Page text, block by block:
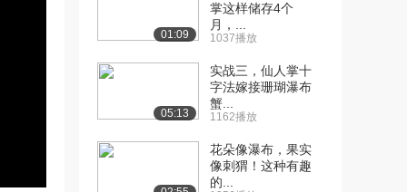
01:09
掌这样储存4个
月，...
1037播放
05:13
实战三，仙人掌十
字法嫁接珊瑚瀑布
蟹...
1162播放
花朵像瀑布，果实
像刺猬！这种有趣
的...